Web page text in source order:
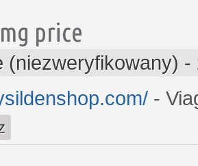
price
(niezweryfikowany) -
-